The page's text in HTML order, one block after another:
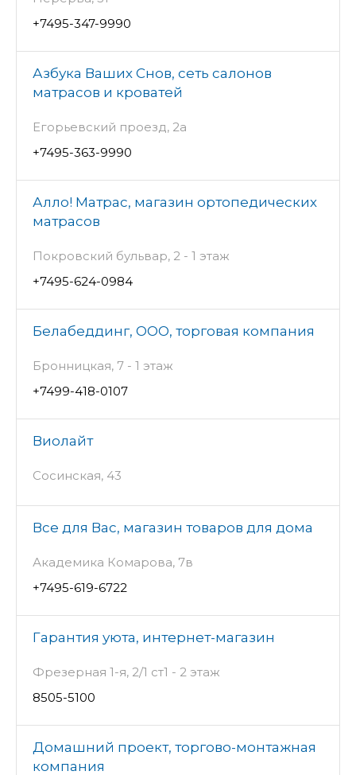
+7495-347-9990
Азбука Ваших Снов, сеть салонов
матрасов и кроватей
Егорьевский проезд, 2а
+7495-363-9990
Алло! Матрас, магазин ортопедических
матрасов
Покровский бульвар, 2 - 1 этаж
+7495-624-0984
Белабеддинг, ООО, торговая компания
Бронницкая, 7 - 1 этаж
+7499-418-0107
Виолайт
Сосинская, 43
Все для Вас, магазин товаров для дома
Академика Комарова, 7в
+7495-619-6722
Гарантия уюта, интернет-магазин
Фрезерная 1-я, 2/1 ст1 - 2 этаж
8505-5100
Домашний проект, торгово-монтажная
компания